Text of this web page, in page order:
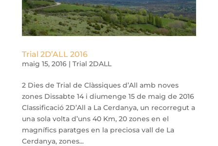
Trial 2D’ALL 2016
maig 15, 2016| Trial 2DALL
2 Dies de Trial de Clàssiques d’All amb noves
zones Dissabte 14 i diumenge 15 de maig de 2016
Classificació 2D’All a La Cerdanya, un recorregut a
una sola volta d’uns 40 Km, 20 zones en el
magnífics paratges en la preciosa vall de La
Cerdanya, zones...